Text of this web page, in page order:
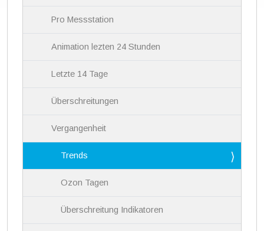
Pro Messstation
Animation lezten 24 Stunden
Letzte 14 Tage
Überschreitungen
Vergangenheit
Trends
Ozon Tagen
Überschreitung Indikatoren